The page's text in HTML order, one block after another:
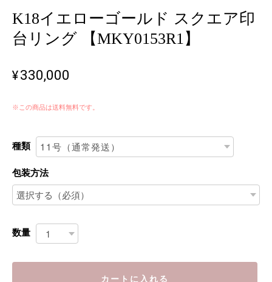
K18イエローゴールド スクエア印
台リング 【MKY0153R1】
¥330,000
※この商品は送料無料です。
種類
包装方法
数量
カートに入れる